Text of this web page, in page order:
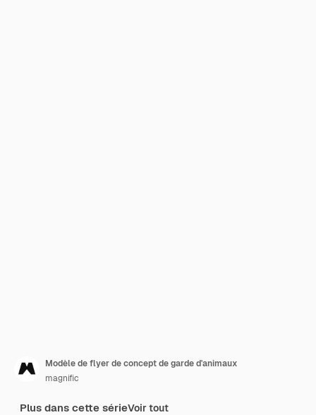
Modèle de flyer de concept de garde d'animaux
magnific
Plus dans cette sérieVoir tout